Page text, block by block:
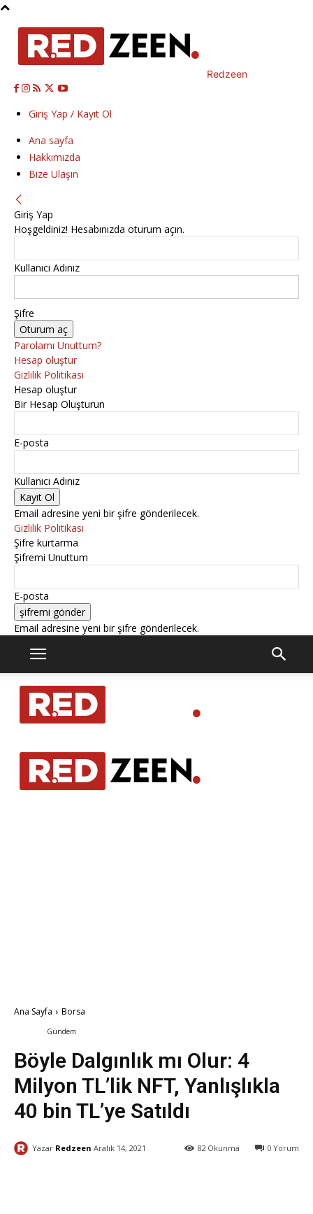
Redzeen
Giriş Yap / Kayıt Ol
Ana sayfa
Hakkımızda
Bize Ulaşın
Giriş Yap
Hoşgeldiniz! Hesabınızda oturum açın.
Kullanıcı Adınız
Şifre
Parolamı Unuttum?
Hesap oluştur
Gizlilik Politikası
Hesap oluştur
Bir Hesap Oluşturun
E-posta
Kullanıcı Adınız
Email adresine yeni bir şifre gönderilecek.
Gizlilik Politikası
Şifre kurtarma
Şifremi Unuttum
E-posta
Email adresine yeni bir şifre gönderilecek.
Ana Sayfa Borsa
Gündem
Böyle Dalgınlık mı Olur: 4
Milyon TL’lik NFT, Yanlışlıkla
40 bin TL’ye Satıldı
Yazar Redzeen Aralık 14, 2021 0 Yorum
82 Okunma